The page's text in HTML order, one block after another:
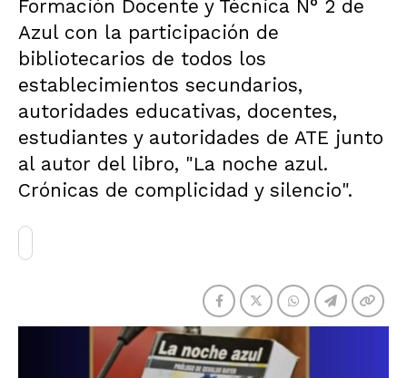
Formación Docente y Técnica N° 2 de
Azul con la participación de
bibliotecarios de todos los
establecimientos secundarios,
autoridades educativas, docentes,
estudiantes y autoridades de ATE junto
al autor del libro, "La noche azul.
Crónicas de complicidad y silencio".